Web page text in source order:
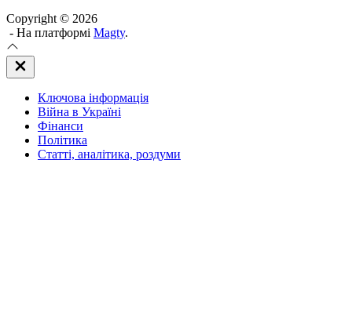
Copyright © 2026
- На платформі Magty.
Закрити
Off
(поза
полотном)
Ключова інформація
Війна в Україні
Фінанси
Політика
Статті, аналітика, роздуми